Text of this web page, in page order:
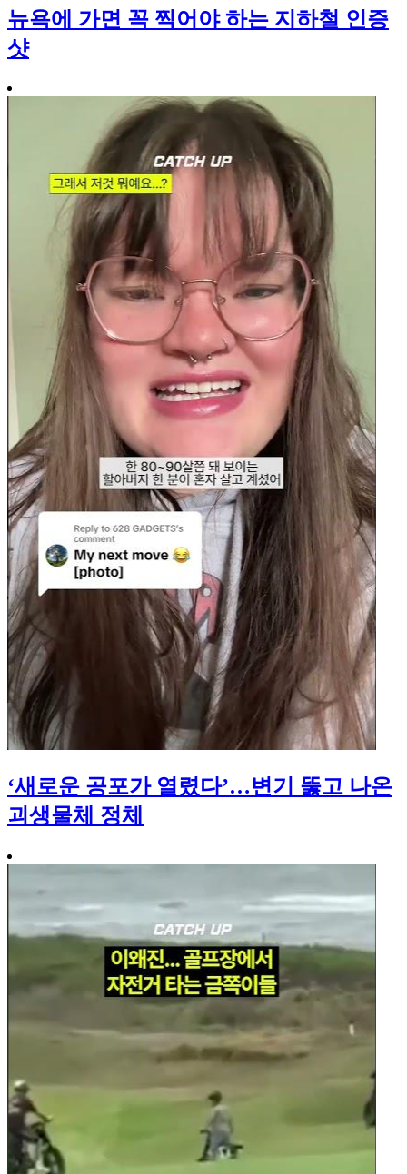
뉴욕에 가면 꼭 찍어야 하는 지하철 인증
샷
‘새로운 공포가 열렸다’…변기 뚫고 나온
괴생물체 정체